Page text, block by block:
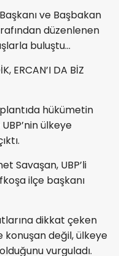
ve Başbakan
düzenlenen
buluştu...
ERCAN’I DA BİZ
hükümetin
ülkeye
Savaşan, UBP’li
ilçe başkanı
dikkat çeken
konuşan değil, ülkeye
vurguladı.